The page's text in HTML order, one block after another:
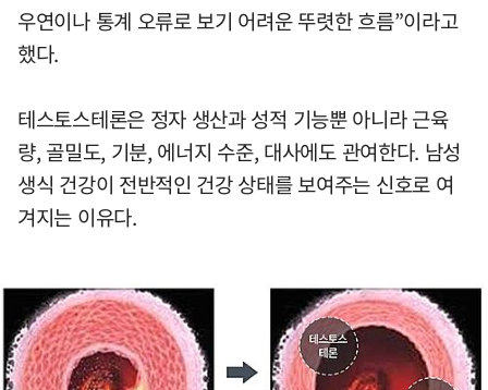
우연이나 통계 오류로 보기 어려운 뚜렷한 흐름”이라고
했다.
테스토스테론은 정자 생산과 성적 기능뿐 아니라 근육
량, 골밀도, 기분, 에너지 수준, 대사에도 관여한다. 남성
생식 건강이 전반적인 건강 상태를 보여주는 신호로 여
겨지는 이유다.